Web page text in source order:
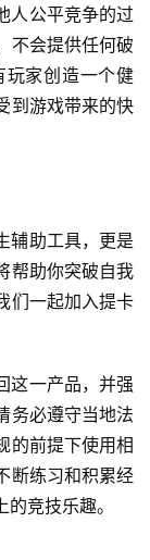
人公平竞争的过
不会提供任何破
玩家创造一个健
到游戏带来的快
辅助工具，更是
帮助你突破自我
们一起加入提卡
这一产品，并强
务必遵守当地法
的前提下使用相
断练习和积累经
竞技乐趣。